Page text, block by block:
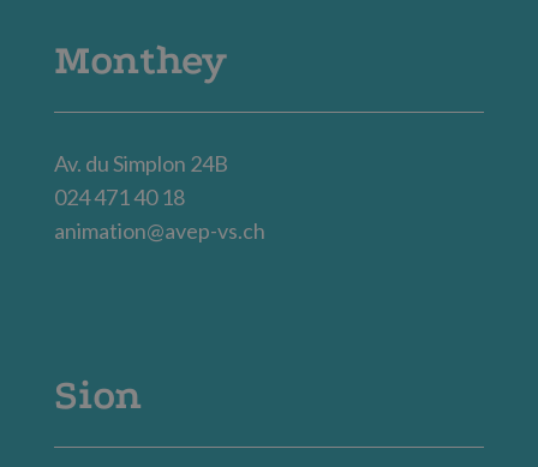
Monthey
Av. du Simplon 24B
024 471 40 18
animation@avep-vs.ch
Sion